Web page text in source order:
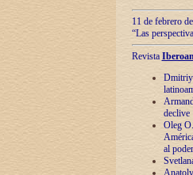
11 de febrero
“Las
Revista
Dmitriy
declive
Oleg
al poder